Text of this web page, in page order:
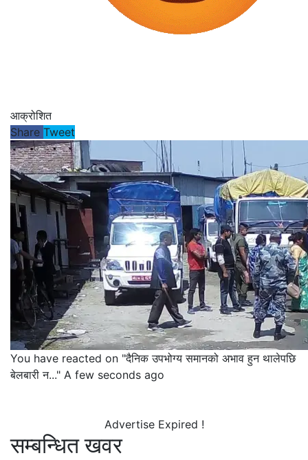
आक्रोशित
Share Tweet
You have reacted on "दैनिक उपभोग्य समानको अभाव हुन थालेपछि
बेलबारी न..." A few seconds ago
Advertise Expired !
सम्बन्धित खवर